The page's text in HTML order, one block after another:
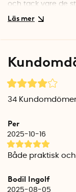
och tack vare de
automatiskt att
Diameter: 4,5 cm
Längd (arm): 17 cm
Bredd (arm): ca
Höjd (arm): 1 cm
Diameter
34
Per
2025-10-16
Både praktisk
Bodil Ingolf
2025-08-05